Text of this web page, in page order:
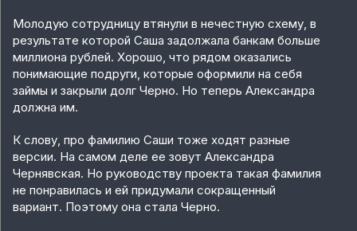
Молодую сотрудницу втянули в нечестную схему, в
результате которой Саша задолжала банкам больше
миллиона рублей. Хорошо, что рядом оказались
понимающие подруги, которые оформили на себя
займы и закрыли долг Черно. Но теперь Александра
должна им.
К слову, про фамилию Саши тоже ходят разные
версии. На самом деле ее зовут Александра
Чернявская. Но руководству проекта такая фамилия
не понравилась и ей придумали сокращенный
вариант. Поэтому она стала Черно.